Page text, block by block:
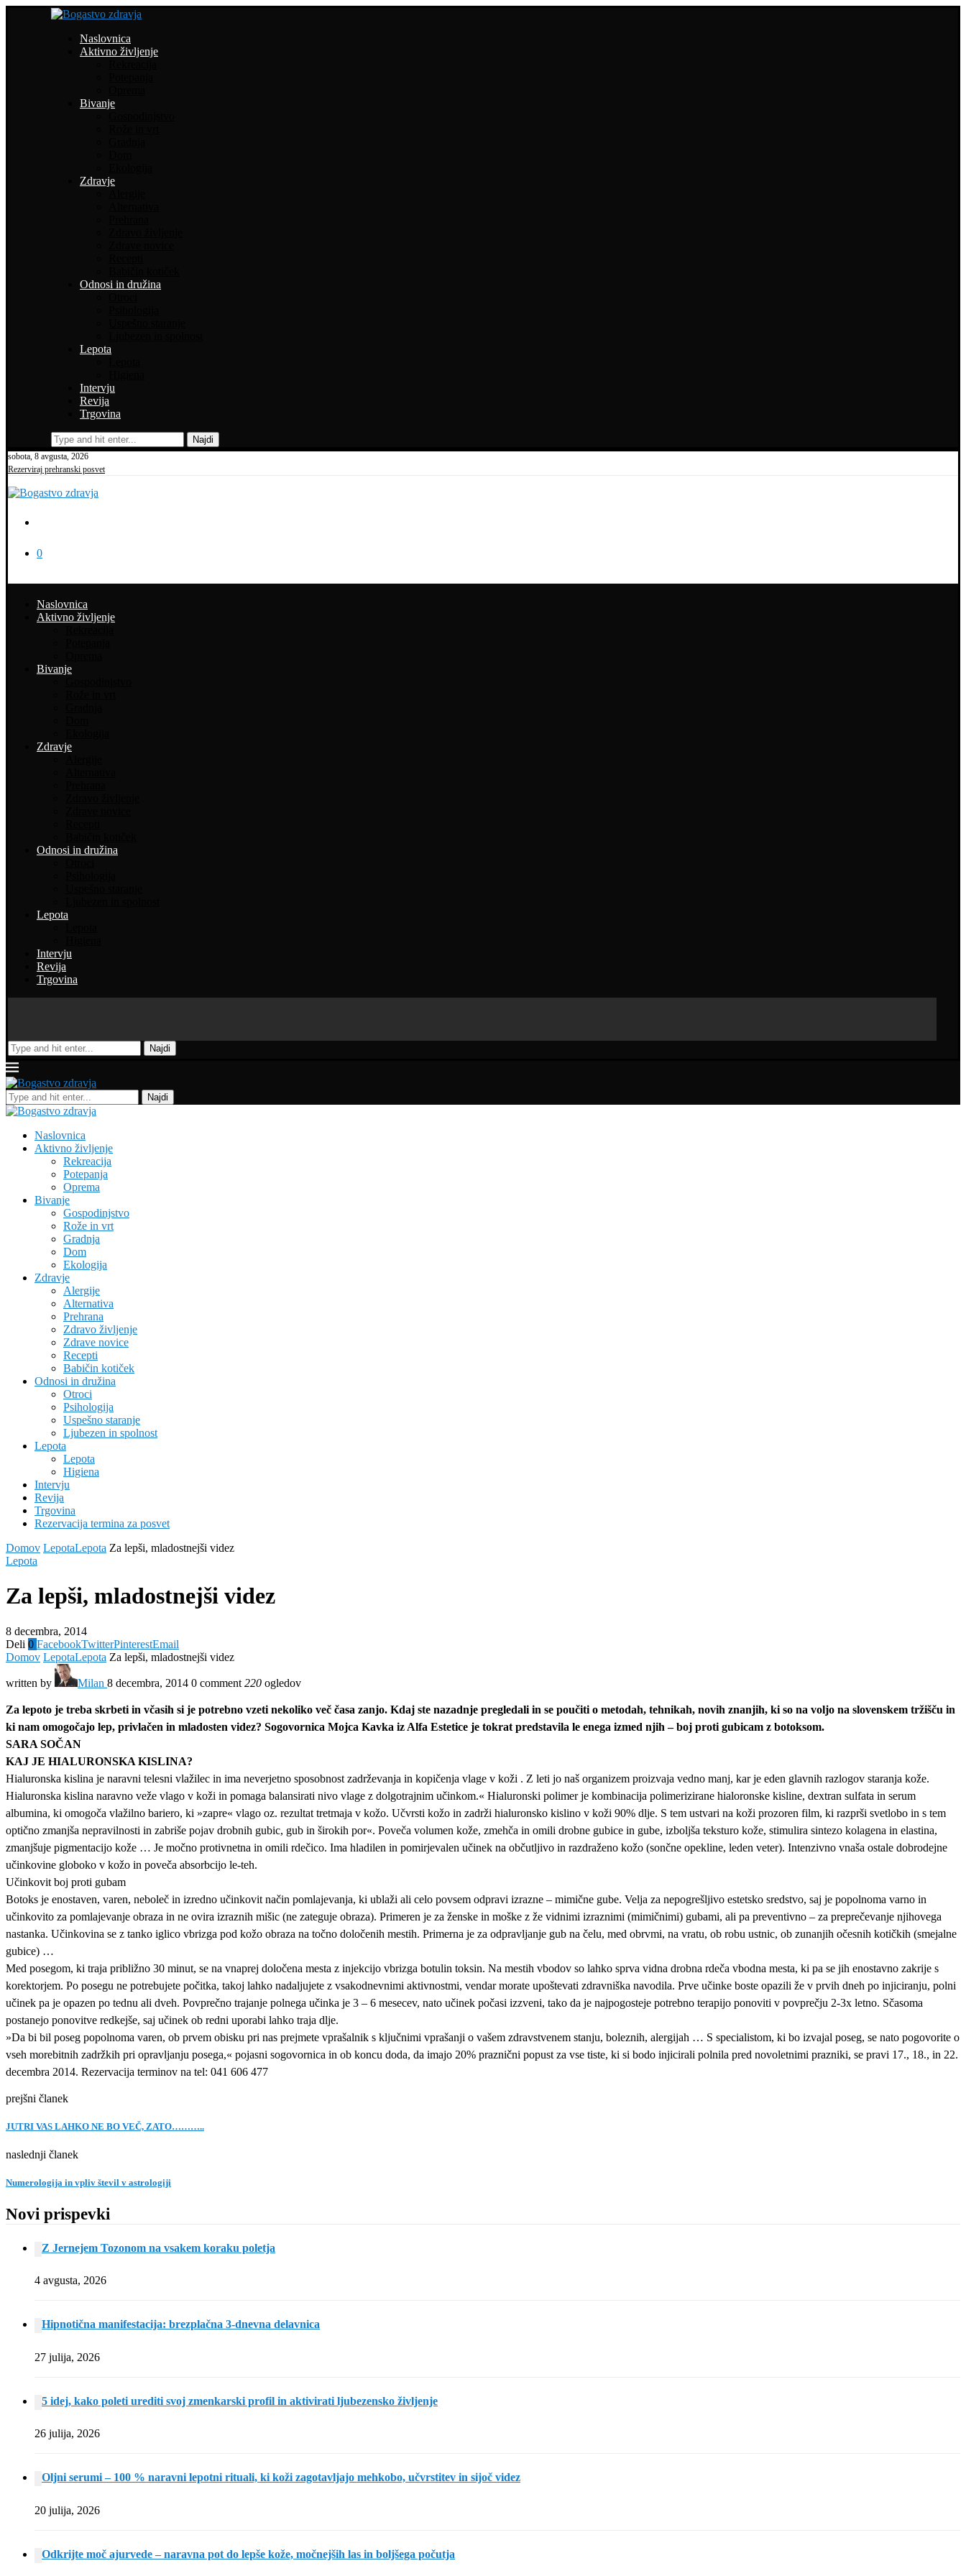
Naslovnica
Aktivno življenje
Bivanje
Zdravje
Odnosi in družina
Lepota
Intervju
Revija
Trgovina
Najdi
sobota, 8 avgusta, 2026
Rezerviraj prehranski posvet
0
Naslovnica
Aktivno življenje
Bivanje
Zdravje
Odnosi in družina
Lepota
Intervju
Revija
Trgovina
Najdi
Najdi
Naslovnica
Aktivno življenje
Rekreacija
Potepanja
Oprema
Bivanje
Gospodinjstvo
Rože in vrt
Gradnja
Dom
Ekologija
Zdravje
Alergije
Alternativa
Prehrana
Zdravo življenje
Zdrave novice
Recepti
Babičin kotiček
Odnosi in družina
Otroci
Psihologija
Uspešno staranje
Ljubezen in spolnost
Lepota
Lepota
Higiena
Intervju
Revija
Trgovina
Rezervacija termina za posvet
Domov LepotaLepota Za lepši, mladostnejši videz
Lepota
Za lepši, mladostnejši videz
8 decembra, 2014
Deli 0 FacebookTwitterPinterestEmail
Domov LepotaLepota Za lepši, mladostnejši videz
written by Milan 8 decembra, 2014 0 comment 220 ogledov
Za lepoto je treba skrbeti in včasih si je potrebno vzeti nekoliko več časa zanjo. Kdaj ste nazadnje pregledali in se poučiti o metodah, tehnikah, novih znanjih, ki so na voljo na slovenskem tržišču in
ki nam omogočajo lep, privlačen in mladosten videz? Sogovornica Mojca Kavka iz Alfa Estetice je tokrat predstavila le enega izmed njih – boj proti gubicam z botoksom.
SARA SOČAN
KAJ JE HIALURONSKA KISLINA?
Hialuronska kislina je naravni telesni vlažilec in ima neverjetno sposobnost zadrževanja in kopičenja vlage v koži . Z leti jo naš organizem proizvaja vedno manj, kar je eden glavnih razlogov staranja kože.
Hialuronska kislina naravno veže vlago v koži in pomaga balansirati nivo vlage z dolgotrajnim učinkom.« Hialuronski polimer je kombinacija polimerizirane hialoronske kisline, dextran sulfata in serum
albumina, ki omogoča vlažilno bariero, ki »zapre« vlago oz. rezultat tretmaja v kožo. Učvrsti kožo in zadrži hialuronsko kislino v koži 90% dlje. S tem ustvari na koži prozoren film, ki razprši svetlobo in s tem
optično zmanjša nepravilnosti in zabriše pojav drobnih gubic, gub in širokih por«. Poveča volumen kože, zmehča in omili drobne gubice in gube, izboljša teksturo kože, stimulira sintezo kolagena in elastina,
zmanjšuje pigmentacijo kože … Je močno protivnetna in omili rdečico. Ima hladilen in pomirjevalen učinek na občutljivo in razdraženo kožo (sončne opekline, leden veter). Intenzivno vnaša ostale dobrodejne
učinkovine globoko v kožo in poveča absorbcijo le-teh.
Učinkovit boj proti gubam
Botoks je enostaven, varen, neboleč in izredno učinkovit način pomlajevanja, ki ublaži ali celo povsem odpravi izrazne – mimične gube. Velja za nepogrešljivo estetsko sredstvo, saj je popolnoma varno in
učinkovito za pomlajevanje obraza in ne ovira izraznih mišic (ne zateguje obraza). Primeren je za ženske in moške z že vidnimi izraznimi (mimičnimi) gubami, ali pa preventivno – za preprečevanje njihovega
nastanka. Učinkovina se z tanko iglico vbrizga pod kožo obraza na točno določenih mestih. Primerna je za odpravljanje gub na čelu, med obrvmi, na vratu, ob robu ustnic, ob zunanjih očesnih kotičkih (smejalne
gubice) …
Med posegom, ki traja približno 30 minut, se na vnaprej določena mesta z injekcijo vbrizga botulin toksin. Na mestih vbodov so lahko sprva vidna drobna rdeča vbodna mesta, ki pa se jih enostavno zakrije s
korektorjem. Po posegu ne potrebujete počitka, takoj lahko nadaljujete z vsakodnevnimi aktivnostmi, vendar morate upoštevati zdravniška navodila. Prve učinke boste opazili že v prvih dneh po injiciranju, polni
učinek pa je opazen po tednu ali dveh. Povprečno trajanje polnega učinka je 3 – 6 mesecev, nato učinek počasi izzveni, tako da je najpogosteje potrebno terapijo ponoviti v povprečju 2-3x letno. Sčasoma
postanejo ponovitve redkejše, saj učinek ob redni uporabi lahko traja dlje.
»Da bi bil poseg popolnoma varen, ob prvem obisku pri nas prejmete vprašalnik s ključnimi vprašanji o vašem zdravstvenem stanju, boleznih, alergijah … S specialistom, ki bo izvajal poseg, se nato pogovorite o
vseh morebitnih zadržkih pri opravljanju posega,« pojasni sogovornica in ob koncu doda, da imajo 20% praznični popust za vse tiste, ki si bodo injicirali polnila pred novoletnimi prazniki, se pravi 17., 18., in 22.
decembra 2014. Rezervacija terminov na tel: 041 606 477
prejšni članek
JUTRI VAS LAHKO NE BO VEČ, ZATO………..
naslednji članek
Numerologija in vpliv števil v astrologiji
Novi prispevki
Z Jernejem Tozonom na vsakem koraku poletja
4 avgusta, 2026
Hipnotična manifestacija: brezplačna 3-dnevna delavnica
27 julija, 2026
5 idej, kako poleti urediti svoj zmenkarski profil in aktivirati ljubezensko življenje
26 julija, 2026
Oljni serumi – 100 % naravni lepotni rituali, ki koži zagotavljajo mehkobo, učvrstitev in sijoč videz
20 julija, 2026
Odkrijte moč ajurvede – naravna pot do lepše kože, močnejših las in boljšega počutja